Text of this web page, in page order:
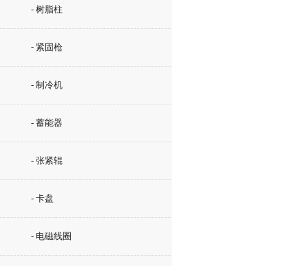
- 树脂柱
- 紧固枪
- 制冷机
- 蓄能器
- 张紧辊
- 卡盘
- 电磁线圈